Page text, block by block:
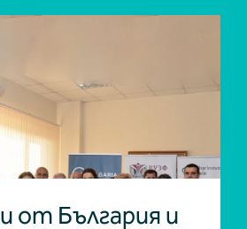
от България и